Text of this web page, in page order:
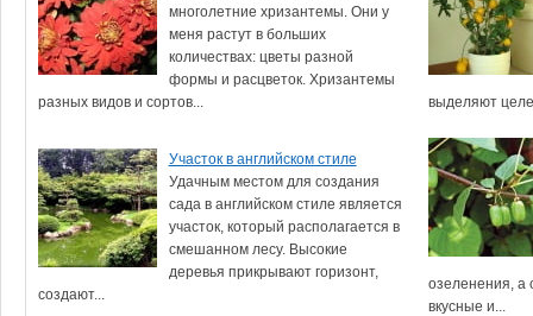
многолетние хризантемы. Они у
меня растут в больших
количествах: цветы разной
формы и расцветок. Хризантемы
разных видов и сортов...
выделяют
Участок в английском стиле
Удачным местом для создания
сада в английском стиле является
участок, который располагается в
смешанном лесу. Высокие
деревья прикрывают горизонт,
создают...
озеленения, а
вкусные и...